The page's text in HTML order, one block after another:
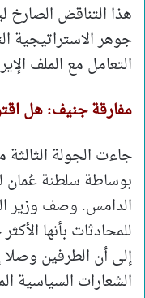
هذا التناقض
جوهر الاستراتيجية
التعامل مع الملف
مفارقة جنيف: هل
جاءت الجولة
بوساطة سلطنة
الدامس. وصف وزير
للمحادثات بأنها
إلى أن الطرفين
الشعارات السياسية